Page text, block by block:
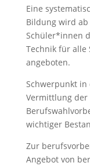
Eine
Bildung wird
Schüler*innen
Technik für alle
angeboten.
Schwerpunkt in
Vermittlung der
wichtiger
Zur
Angebot von